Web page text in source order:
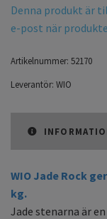
Denna produkt är
e-post när
Artikelnummer: 52170
Leverantör: WIO
WIO Jade Rock
kg.
Jade stenarna är